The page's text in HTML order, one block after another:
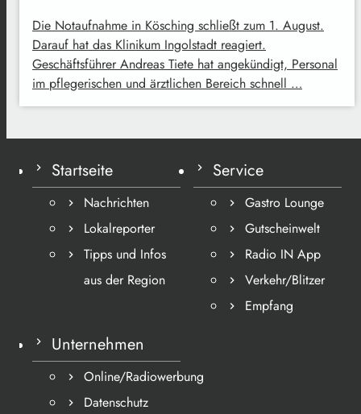
Die Notaufnahme in Kösching schließt zum 1. August.
Darauf hat das Klinikum Ingolstadt reagiert.
Geschäftsführer Andreas Tiete hat angekündigt, Personal
im pflegerischen und ärztlichen Bereich schnell …
Startseite
Nachrichten
Lokalreporter
Tipps und Infos
aus der Region
Service
Gastro Lounge
Gutscheinwelt
Radio IN App
Verkehr/Blitzer
Empfang
Unternehmen
Online/Radiowerbung
Datenschutz